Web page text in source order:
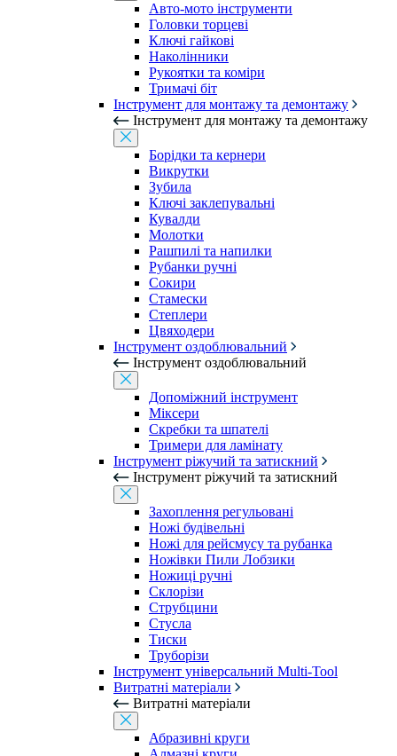
Авто-мото інструменти
Головки торцеві
Ключі гайкові
Наколінники
Рукоятки та коміри
Тримачі біт
Інструмент для монтажу та демонтажу
Інструмент для монтажу та демонтажу
Борідки та кернери
Викрутки
Зубила
Ключі заклепувальні
Кувалди
Молотки
Рашпилі та напилки
Рубанки ручні
Сокири
Стамески
Степлери
Цвяходери
Інструмент оздоблювальний
Інструмент оздоблювальний
Допоміжний інструмент
Міксери
Скребки та шпателі
Тримери для ламінату
Інструмент ріжучий та затискний
Інструмент ріжучий та затискний
Захоплення регульовані
Ножі будівельні
Ножі для рейсмусу та рубанка
Ножівки Пили Лобзики
Ножиці ручні
Склорізи
Струбцини
Стусла
Тиски
Труборізи
Інструмент універсальний Multi-Tool
Витратні матеріали
Витратні матеріали
Абразивні круги